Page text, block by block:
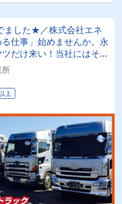
ました★／株式会社エネ
仕事」始めませんか。永
だけ来い！当社にはそれ
所
上